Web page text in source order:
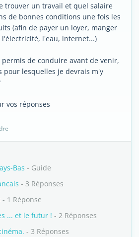
trouver un travail et quel salaire
de bonnes conditions une fois les
(afin de payer un loyer, manger
l'eau, internet...)
de conduire avant de venir,
pour lesquelles je devrais m'y
vos réponses
Bas - Guide
- 3 Réponses
- 1 Réponse
... et le futur ! - 2 Réponses
- 3 Réponses